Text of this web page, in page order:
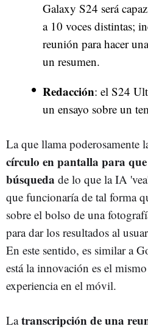
Galaxy S24 será
a 10 voces distintas;
reunión para hacer
un resumen.
Redacción: el S24
un ensayo sobre un
La que llama poderosamente
círculo en pantalla para que
búsqueda de lo que la IA
que funcionaría de tal forma
sobre el bolso de una
para dar los resultados al
En este sentido, es similar a
está la innovación es el
experiencia en el móvil.
Latranscripción de una